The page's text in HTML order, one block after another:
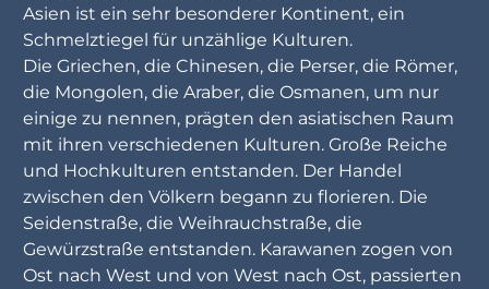
Asien ist ein sehr besonderer Kontinent, ein
Schmelztiegel für unzählige Kulturen.
Die Griechen, die Chinesen, die Perser, die Römer,
die Mongolen, die Araber, die Osmanen, um nur
einige zu nennen, prägten den asiatischen Raum
mit ihren verschiedenen Kulturen. Große Reiche
und Hochkulturen entstanden. Der Handel
zwischen den Völkern begann zu florieren. Die
Seidenstraße, die Weihrauchstraße, die
Gewürzstraße entstanden. Karawanen zogen von
Ost nach West und von West nach Ost, passierten